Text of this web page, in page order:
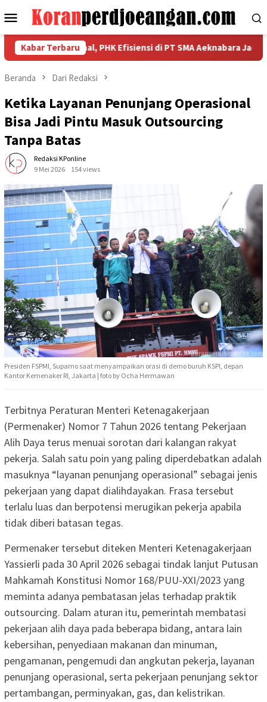
ke
Menu
Mobile
Kabar Terbaru
Nasional, PHK Efisiensi di PT SMA Aeknabara Jadi Prioritas
Beranda Dari Redaksi
Ketika Layanan Penunjang Operasional
Bisa Jadi Pintu Masuk Outsourcing
Tanpa Batas
Redaksi KPonline
9 Mei 2026
154 views
Presiden FSPMI, Suparno saat menyampaikan orasi di demo buruh KSPI, depan
Kantor Kemenaker RI, Jakarta | foto by Ocha Hermawan
Terbitnya Peraturan Menteri Ketenagakerjaan
(Permenaker) Nomor 7 Tahun 2026 tentang Pekerjaan
Alih Daya terus menuai sorotan dari kalangan rakyat
pekerja. Salah satu poin yang paling diperdebatkan adalah
masuknya “layanan penunjang operasional” sebagai jenis
pekerjaan yang dapat dialihdayakan. Frasa tersebut
terlalu luas dan berpotensi merugikan pekerja apabila
tidak diberi batasan tegas.
Permenaker tersebut diteken Menteri Ketenagakerjaan
Yassierli pada 30 April 2026 sebagai tindak lanjut Putusan
Mahkamah Konstitusi Nomor 168/PUU-XXI/2023 yang
meminta adanya pembatasan jelas terhadap praktik
outsourcing. Dalam aturan itu, pemerintah membatasi
pekerjaan alih daya pada beberapa bidang, antara lain
kebersihan, penyediaan makanan dan minuman,
pengamanan, pengemudi dan angkutan pekerja, layanan
penunjang operasional, serta pekerjaan penunjang sektor
pertambangan, perminyakan, gas, dan kelistrikan.